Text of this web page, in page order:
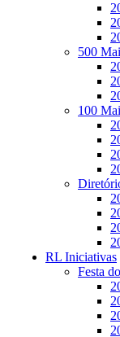
500
100
RL Iniciativas
Festa